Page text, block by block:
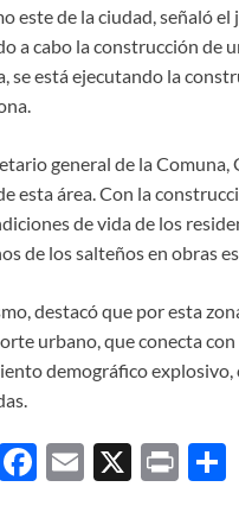
este de la ciudad, señaló
a cabo la construcción de
se está ejecutando la
general de la
esta área. Con la
de vida de los
de los salteños en obras
destacó que por esta
urbano, que conecta
demográfico
F E X P C